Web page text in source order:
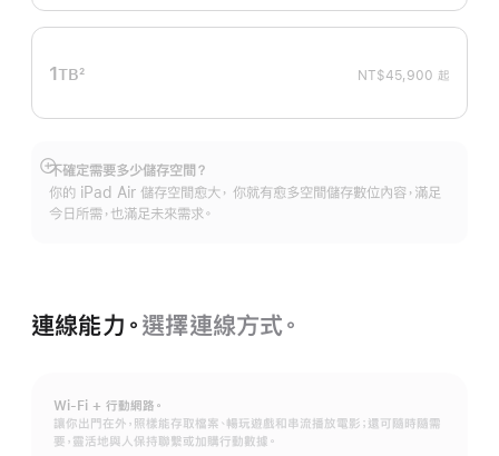
腳
1TB
腳
2 NT$45,900 起
不確定需要多少儲存空間？
你的 iPad Air 儲存空間愈大， 你就有愈多空間儲存數位內容，滿足
今日所需，也滿足未來需求。
顯
示
更
連線能力。 選擇連線方式。
Wi-Fi + 行動網路。
讓你出門在外，照樣能存取檔案、暢玩遊戲和串流播放電影；還可隨時隨需
要，靈活地與人保持聯繫或加購行動數據。